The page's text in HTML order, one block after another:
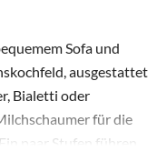
Sofa und
ausgestattet
Bialetti oder
für die
paar Stufen führen